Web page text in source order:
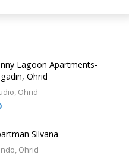
Lagoon Apartments-
Ohrid
Ohrid
Silvana
Ohrid